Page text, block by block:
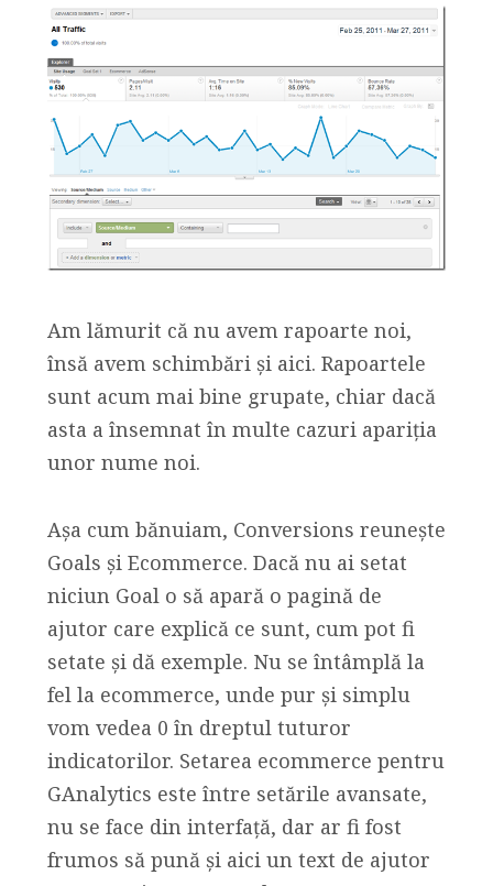
Am lămurit că nu avem rapoarte noi,
însă avem schimbări și aici. Rapoartele
sunt acum mai bine grupate, chiar dacă
asta a însemnat în multe cazuri apariția
unor nume noi.
Așa cum bănuiam, Conversions reunește
Goals și Ecommerce. Dacă nu ai setat
niciun Goal o să apară o pagină de
ajutor care explică ce sunt, cum pot fi
setate și dă exemple. Nu se întâmplă la
fel la ecommerce, unde pur și simplu
vom vedea 0 în dreptul tuturor
indicatorilor. Setarea ecommerce pentru
GAnalytics este între setările avansate,
nu se face din interfață, dar ar fi fost
frumos să pună și aici un text de ajutor